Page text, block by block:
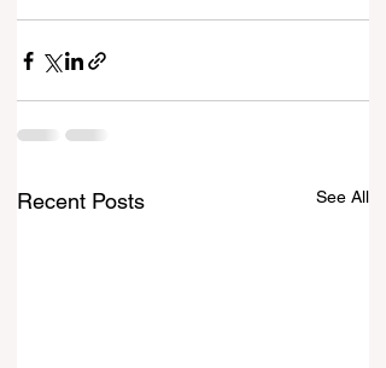
Recent Posts See All